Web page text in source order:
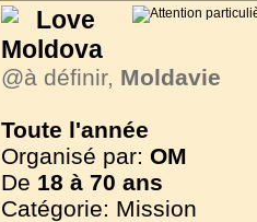
Love
Moldova
@à définir, Moldavie
Toute l'année
Organisé par: OM
De 18 à 70 ans
Catégorie: Mission